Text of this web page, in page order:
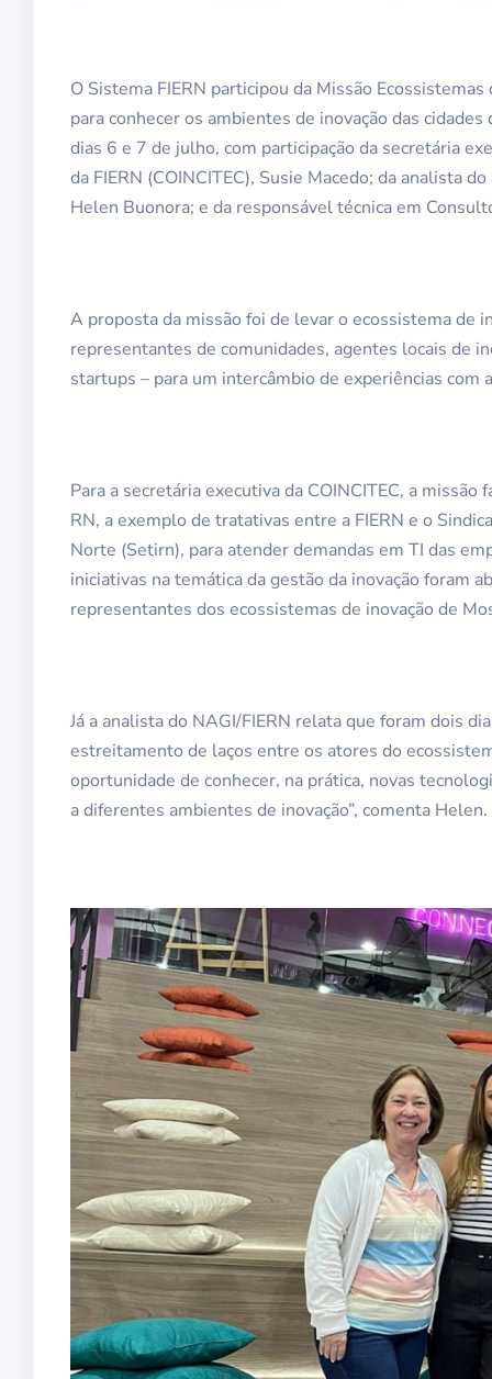
O Sistema FIERN participou da Missão
para conhecer os ambientes de inovação das
dias 6 e 7 de julho, com participação da secretária
da FIERN (COINCITEC), Susie Macedo; da analista
Helen Buonora; e da responsável técnica em
A proposta da missão foi de levar o ecossistema de
representantes de comunidades, agentes locais de
startups – para um intercâmbio de experiências com
Para a secretária executiva da COINCITEC, a
RN, a exemplo de tratativas entre a FIERN e o
Norte (Setirn), para atender demandas em TI das
iniciativas na temática da gestão da inovação foram
representantes dos ecossistemas de inovação de
Já a analista do NAGI/FIERN relata que foram dois
estreitamento de laços entre os atores do
oportunidade de conhecer, na prática, novas
a diferentes ambientes de inovação”, comenta Helen.